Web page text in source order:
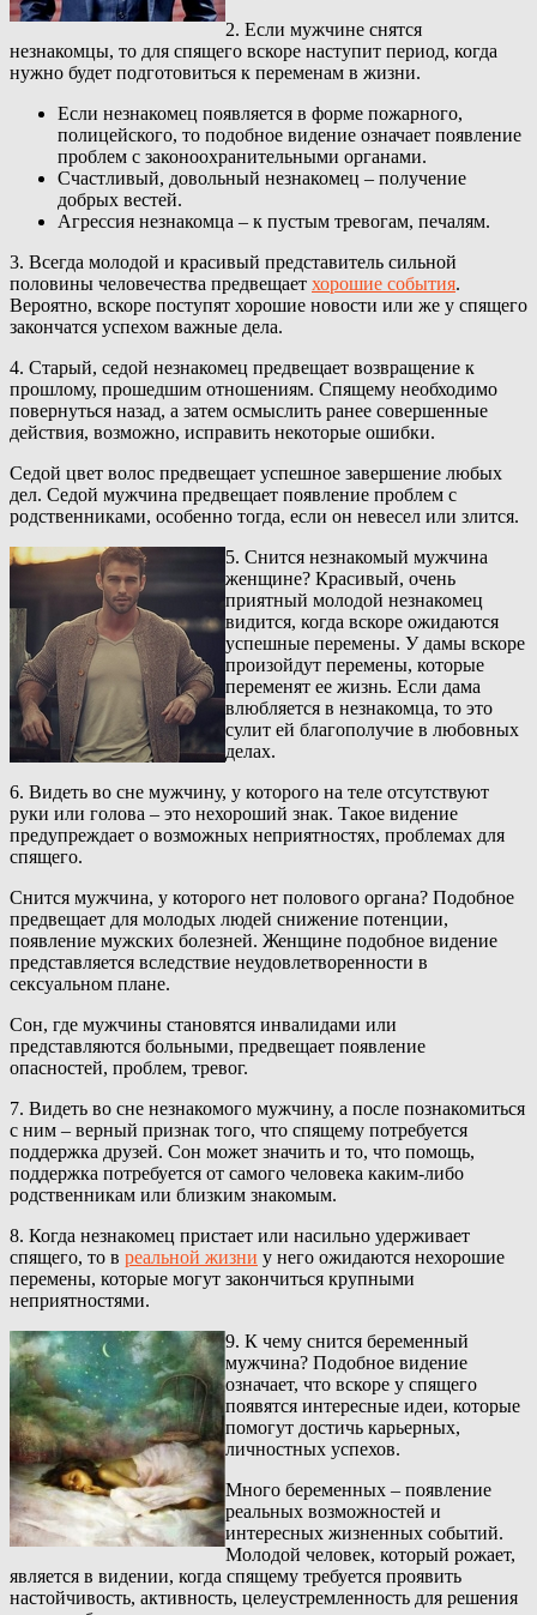
2. Если мужчине снятся
незнакомцы, то для спящего вскоре наступит период, когда
нужно будет подготовиться к переменам в жизни.
Если незнакомец появляется в форме пожарного,
полицейского, то подобное видение означает появление
проблем с законоохранительными органами.
Счастливый, довольный незнакомец – получение
добрых вестей.
Агрессия незнакомца – к пустым тревогам, печалям.
3. Всегда молодой и красивый представитель сильной
половины человечества предвещает хорошие события.
Вероятно, вскоре поступят хорошие новости или же у спящего
закончатся успехом важные дела.
4. Старый, седой незнакомец предвещает возвращение к
прошлому, прошедшим отношениям. Спящему необходимо
повернуться назад, а затем осмыслить ранее совершенные
действия, возможно, исправить некоторые ошибки.
Седой цвет волос предвещает успешное завершение любых
дел. Седой мужчина предвещает появление проблем с
родственниками, особенно тогда, если он невесел или злится.
5. Снится незнакомый мужчина
женщине? Красивый, очень
приятный молодой незнакомец
видится, когда вскоре ожидаются
успешные перемены. У дамы вскоре
произойдут перемены, которые
переменят ее жизнь. Если дама
влюбляется в незнакомца, то это
сулит ей благополучие в любовных
делах.
6. Видеть во сне мужчину, у которого на теле отсутствуют
руки или голова – это нехороший знак. Такое видение
предупреждает о возможных неприятностях, проблемах для
спящего.
Снится мужчина, у которого нет полового органа? Подобное
предвещает для молодых людей снижение потенции,
появление мужских болезней. Женщине подобное видение
представляется вследствие неудовлетворенности в
сексуальном плане.
Сон, где мужчины становятся инвалидами или
представляются больными, предвещает появление
опасностей, проблем, тревог.
7. Видеть во сне незнакомого мужчину, а после познакомиться
с ним – верный признак того, что спящему потребуется
поддержка друзей. Сон может значить и то, что помощь,
поддержка потребуется от самого человека каким-либо
родственникам или близким знакомым.
8. Когда незнакомец пристает или насильно удерживает
спящего, то в реальной жизни у него ожидаются нехорошие
перемены, которые могут закончиться крупными
неприятностями.
9. К чему снится беременный
мужчина? Подобное видение
означает, что вскоре у спящего
появятся интересные идеи, которые
помогут достичь карьерных,
личностных успехов.
Много беременных – появление
реальных возможностей и
интересных жизненных событий.
Молодой человек, который рожает,
является в видении, когда спящему требуется проявить
настойчивость, активность, целеустремленность для решения